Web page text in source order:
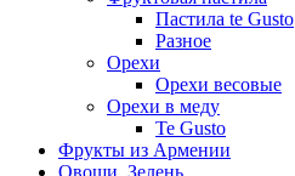
Пастила te Gusto
Разное
Орехи
Орехи весовые
Орехи в меду
Te Gusto
Фрукты из Армении
Овощи. Зелень